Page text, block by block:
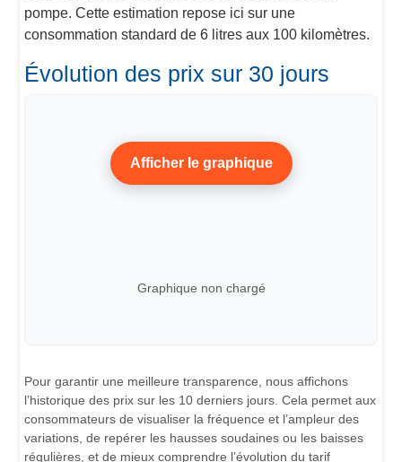
pompe. Cette estimation repose ici sur une
consommation standard de 6 litres aux 100 kilomètres.
Évolution des prix sur 30 jours
Afficher le graphique
Graphique non chargé
Pour garantir une meilleure transparence, nous affichons
l’historique des prix sur les 10 derniers jours. Cela permet aux
consommateurs de visualiser la fréquence et l’ampleur des
variations, de repérer les hausses soudaines ou les baisses
régulières, et de mieux comprendre l’évolution du tarif